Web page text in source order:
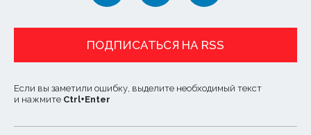
ПОДПИСАТЬСЯ НА RSS
Если вы заметили ошибку, выделите необходимый текст
и нажмите Ctrl+Enter